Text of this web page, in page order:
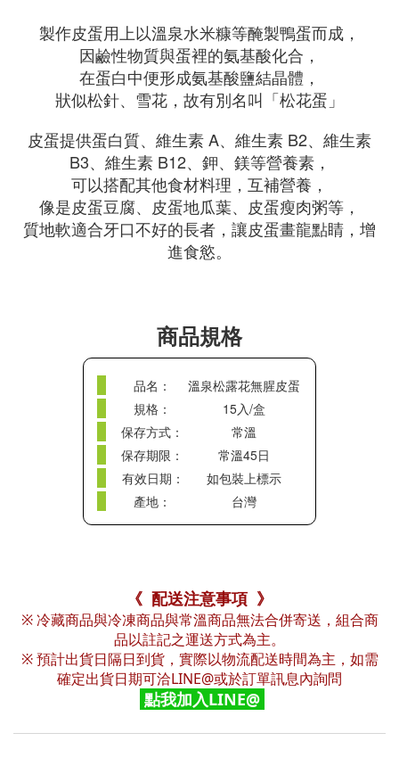
製作皮蛋用上以溫泉水米糠等醃製鴨蛋而成，
因鹼性物質與蛋裡的氨基酸化合，
在蛋白中便形成氨基酸鹽結晶體，
狀似松針、雪花，故有別名叫「松花蛋」
皮蛋提供蛋白質、維生素 A、維生素 B2、維生素
B3、維生素 B12、鉀、鎂等營養素，
可以搭配其他食材料理，互補營養，
像是皮蛋豆腐、皮蛋地瓜葉、皮蛋瘦肉粥等，
質地軟適合牙口不好的長者，讓皮蛋畫龍點睛，增
進食慾。
商品規格
品名：
溫泉松露花無腥皮蛋
規格：
15入/盒
保存方式：
常溫
保存期限：
常溫45日
有效日期：
如包裝上標示
產地：
台灣
《 配送注意事項 》
※ 冷藏商品與冷凍商品與常溫商品無法合併寄送，組合商
品以註記之運送方式為主。
※ 預計出貨日隔日到貨，實際以物流配送時間為主，如需
確定出貨日期可洽LINE@或於訂單訊息內詢問
點我加入LINE@